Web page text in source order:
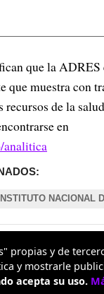
que la ADRES
que muestra con
recursos de la
en
analitica
INSTITUTO NACIONAL
propias y de
y mostrarle
acepta su uso.